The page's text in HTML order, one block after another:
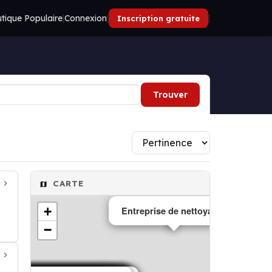
Populaire|Connexion| Inscription gratuite |
Trouver
CARTE
Entreprise de nettoyage
+
−